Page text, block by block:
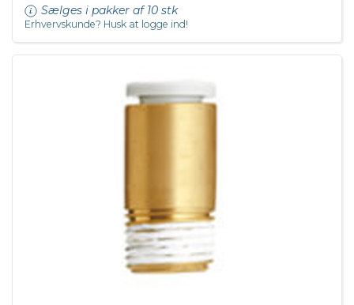
Sælges i pakker af 10 stk
Erhvervskunde? Husk at logge ind!